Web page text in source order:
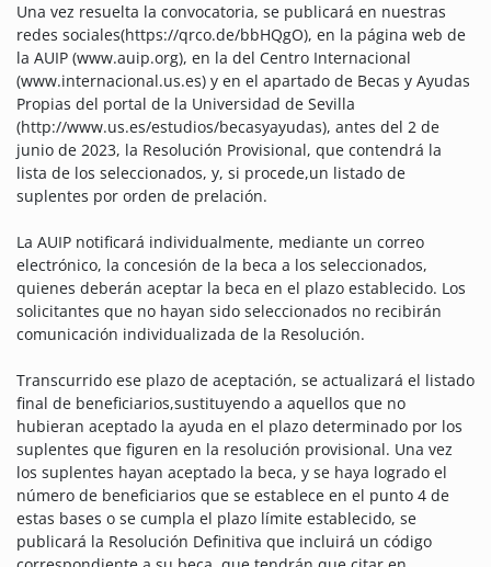
Una vez resuelta la convocatoria, se publicará en nuestras
redes sociales(https://qrco.de/bbHQgO), en la página web de
la AUIP (www.auip.org), en la del Centro Internacional
(www.internacional.us.es) y en el apartado de Becas y Ayudas
Propias del portal de la Universidad de Sevilla
(http://www.us.es/estudios/becasyayudas), antes del 2 de
junio de 2023, la Resolución Provisional, que contendrá la
lista de los seleccionados, y, si procede,un listado de
suplentes por orden de prelación.
La AUIP notificará individualmente, mediante un correo
electrónico, la concesión de la beca a los seleccionados,
quienes deberán aceptar la beca en el plazo establecido. Los
solicitantes que no hayan sido seleccionados no recibirán
comunicación individualizada de la Resolución.
Transcurrido ese plazo de aceptación, se actualizará el listado
final de beneficiarios,sustituyendo a aquellos que no
hubieran aceptado la ayuda en el plazo determinado por los
suplentes que figuren en la resolución provisional. Una vez
los suplentes hayan aceptado la beca, y se haya logrado el
número de beneficiarios que se establece en el punto 4 de
estas bases o se cumpla el plazo límite establecido, se
publicará la Resolución Definitiva que incluirá un código